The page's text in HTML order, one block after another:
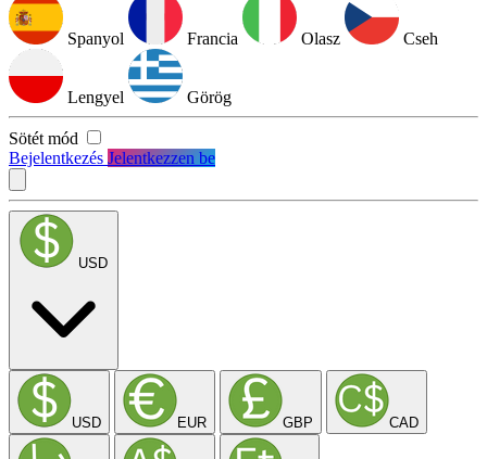
Spanyol Francia Olasz Cseh
Lengyel Görög
Sötét mód
Bejelentkezés Jelentkezzen be
USD
USD EUR GBP CAD